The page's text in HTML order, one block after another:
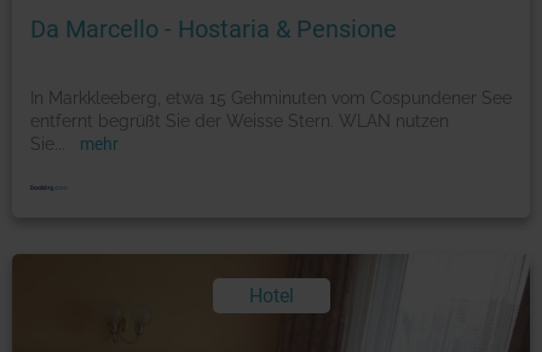
Da Marcello - Hostaria & Pensione
In Markkleeberg, etwa 15 Gehminuten vom Cospundener See
entfernt begrüßt Sie der Weisse Stern. WLAN nutzen
Sie
mehr
Hotel